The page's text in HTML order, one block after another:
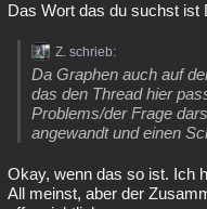
Das Wort das du suchst ist
Z. schrieb:
Da Graphen auch auf
das den Thread hier
Problems/der Frage
angewandt und einen
Okay, wenn das so ist. Ich
All meinst, aber der